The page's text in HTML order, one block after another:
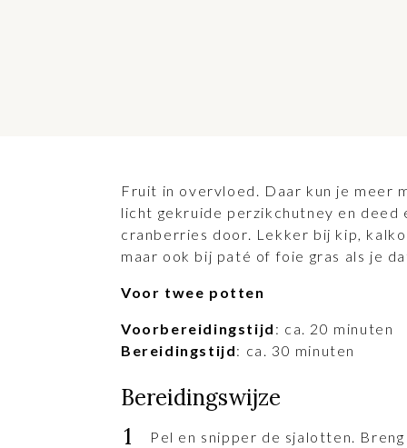
Fruit in overvloed. Daar kun je meer
licht gekruide perzikchutney en deed
cranberries door. Lekker bij kip,
maar ook bij paté of foie gras als je
Voor twee potten
Voorbereidingstijd : ca. 20 minuten
Bereidingstijd: ca. 30 minuten
Bereidingswijze
Pel en snipper de sjalotten.